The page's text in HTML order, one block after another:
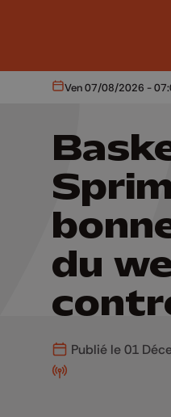
Aujourd'hui
Ven 07/08/2026 -
du
Publié le 01